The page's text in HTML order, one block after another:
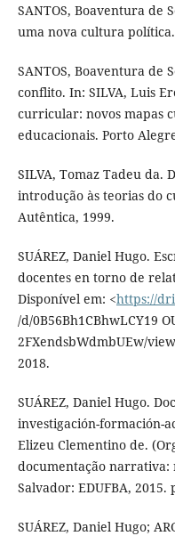
SANTOS, Boaventura de
uma nova cultura política.
SANTOS, Boaventura de
conflito. In: SILVA, Luis
curricular: novos mapas
educacionais. Porto
SILVA, Tomaz Tadeu da.
introdução às teorias do
Autêntica, 1999.
SUÁREZ, Daniel Hugo.
docentes en torno de
Disponível em: <https://
/d/0B56Bh1CBhwLCY19
2FXendsbWdmbUEw/
2018.
SUÁREZ, Daniel Hugo.
investigación-formación-
Elizeu Clementino de.
documentação narrativa:
Salvador: EDUFBA, 2015.
SUÁREZ, Daniel Hugo;